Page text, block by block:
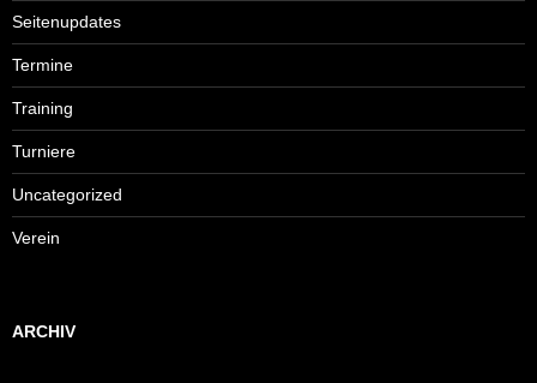
Seitenupdates
Termine
Training
Turniere
Uncategorized
Verein
ARCHIV